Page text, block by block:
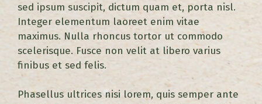
sed ipsum suscipit, dictum quam et, porta nisl.
Integer elementum laoreet enim vitae
maximus. Nulla rhoncus tortor ut commodo
scelerisque. Fusce non velit at libero varius
finibus et sed felis.
Phasellus ultrices nisi lorem, quis semper ante